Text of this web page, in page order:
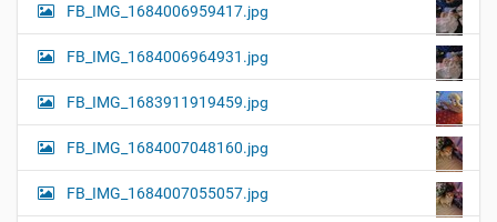
FB_IMG_1684006959417.jpg
FB_IMG_1684006964931.jpg
FB_IMG_1683911919459.jpg
FB_IMG_1684007048160.jpg
FB_IMG_1684007055057.jpg